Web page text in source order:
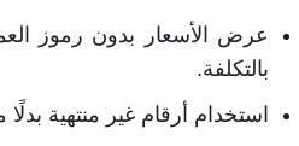
عرض الأسعار بدون رموز
بالتكلفة.
استخدام أرقام غير منتهية بدلًا